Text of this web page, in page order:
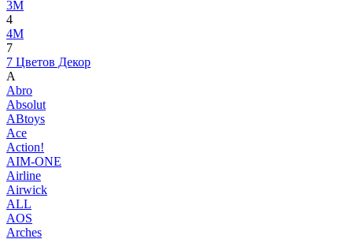
3М
4
4M
7
7 Цветов Декор
A
Abro
Absolut
ABtoys
Ace
Action!
AIM-ONE
Airline
Airwick
ALL
AOS
Arches